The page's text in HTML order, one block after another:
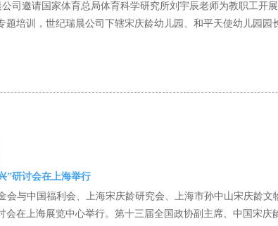
公司邀请国家体育总局体育科学研究所刘宇辰老师为教职工开
题培训，世纪瑞晨公司下辖宋庆龄幼儿园、和平天使幼儿园园
”研讨会在上海举行
会与中国福利会、上海宋庆龄研究会、上海市孙中山宋庆龄文
会在上海展览中心举行。第十三届全国政协副主席、中国宋庆